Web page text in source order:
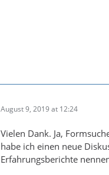
August 9, 2019 at 12:24
Vielen Dank. Ja,
habe ich einen neue
Erfahrungsberichte